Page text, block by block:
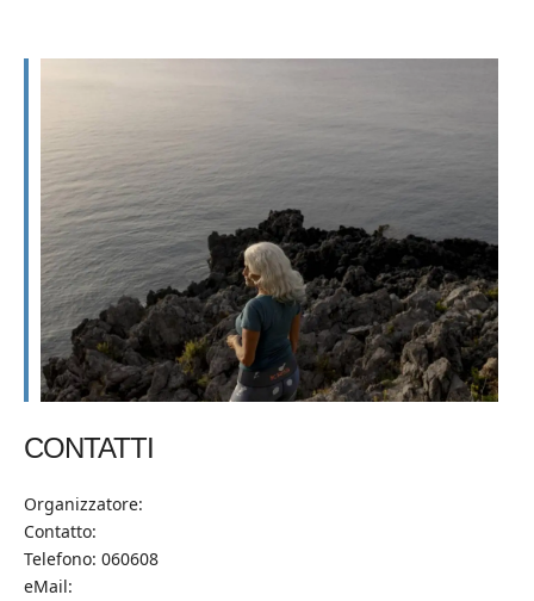
CONTATTI
Organizzatore:
Contatto:
Telefono: 060608
eMail: